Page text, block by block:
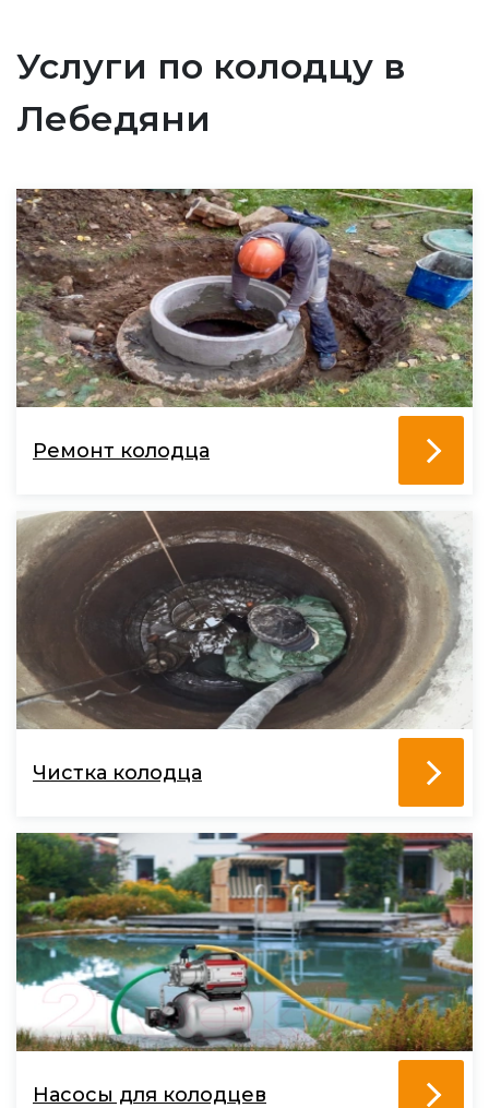
Услуги по колодцу в
Лебедяни
Ремонт колодца
Чистка колодца
Насосы для колодцев